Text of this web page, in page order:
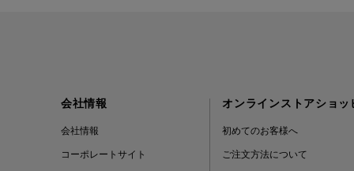
会社情報
会社情報
コーポレートサイト
オンラインストアショッ
初めてのお客様へ
ご注文方法について